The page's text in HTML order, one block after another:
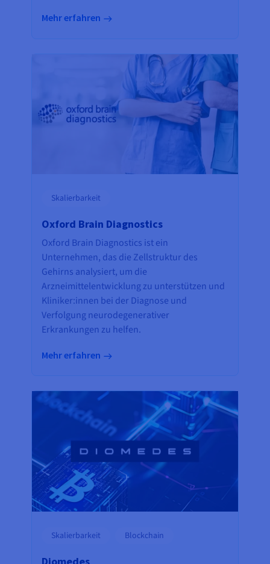
Mehr erfahren
Skalierbarkeit
Oxford Brain Diagnostics
Oxford Brain Diagnostics ist ein
Unternehmen, das die Zellstruktur des
Gehirns analysiert, um die
Arzneimittelentwicklung zu unterstützen und
Kliniker:innen bei der Diagnose und
Verfolgung neurodegenerativer
Erkrankungen zu helfen.
Mehr erfahren
Skalierbarkeit Blockchain